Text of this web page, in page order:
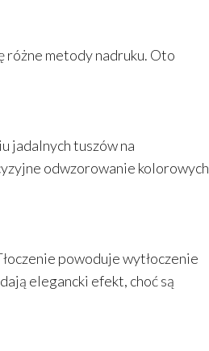
różne metody nadruku. Oto
jadalnych tuszów na
odwzorowanie kolorowych
powoduje wytłoczenie
elegancki efekt, choć są